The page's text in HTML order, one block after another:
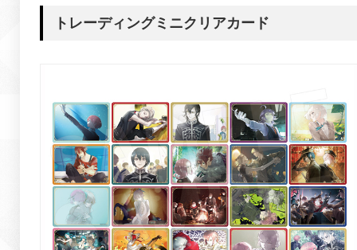
トレーディングミニクリアカード